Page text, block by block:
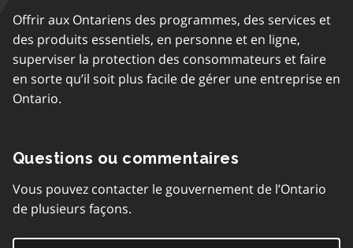
Offrir aux Ontariens des programmes, des services et
des produits essentiels, en personne et en ligne,
superviser la protection des consommateurs et faire
en sorte qu’il soit plus facile de gérer une entreprise en
Ontario.
Questions ou commentaires
Vous pouvez contacter le gouvernement de l’Ontario
de plusieurs façons.